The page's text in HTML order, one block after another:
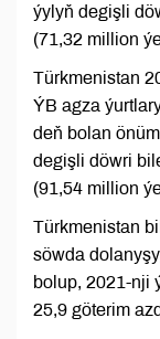
ýylyň degişli
(71,32 million
Türkmenistan
ÝB agza
deň bolan
degişli döwri
(91,54 million
Türkmenistan
söwda
bolup, 2021-nji
25,9 göterim